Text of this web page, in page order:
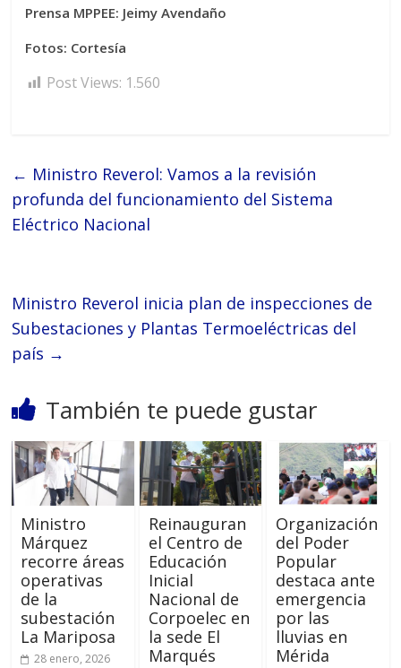
Prensa MPPEE: Jeimy Avendaño
Fotos: Cortesía
Post Views: 1.560
← Ministro Reverol: Vamos a la revisión
profunda del funcionamiento del Sistema
Eléctrico Nacional
Ministro Reverol inicia plan de inspecciones de
Subestaciones y Plantas Termoeléctricas del
país →
También te puede gustar
Ministro
Márquez
recorre áreas
operativas
de la
subestación
La Mariposa
28 enero, 2026
Reinauguran
el Centro de
Educación
Inicial
Nacional de
Corpoelec en
la sede El
Marqués
Organización
del Poder
Popular
destaca ante
emergencia
por las
lluvias en
Mérida